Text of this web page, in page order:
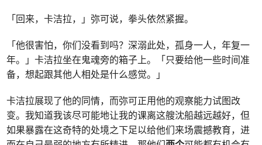
「回来，卡洁拉，」弥可说，拳头依然紧握。
「他很害怕，你们没看到吗？深溺此处，孤身一人，年复一
年。」卡洁拉坐在鬼魂旁的箱子上。「只要给他一些时间准
备，想起跟其他人相处是什么感觉。」
卡洁拉展现了他的同情，而弥可正用他的观察能力试图改
变。我知道我该尽可能地让我的课离这艘沈船越远越好，但
如果暴露在这奇特的处境之下足以给他们来场震撼教育，进